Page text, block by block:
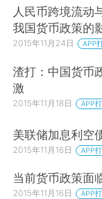
人民币跨境流动
我国货币政策的
2015年11月24日 APP
渣打：中国货币
激
2015年11月18日 APP
美联储加息利空
2015年11月16日 APP
当前货币政策面
2015年11月16日 APP